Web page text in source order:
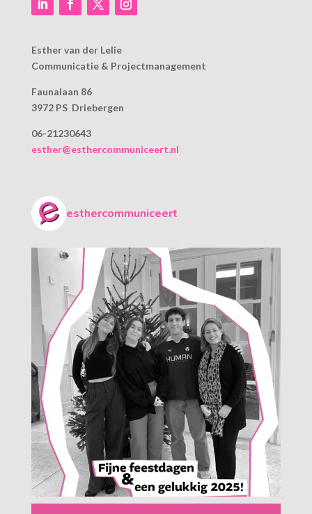
Esther van der Lelie
Communicatie & Projectmanagement
Faunalaan 86
3972 PS Driebergen
06-21230643
esther@esthercommuniceert.nl
esthercommuniceert